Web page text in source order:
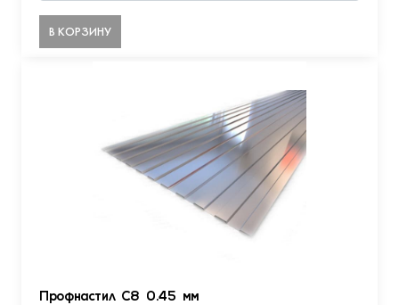
В КОРЗИНУ
Профнастил С8 0.45 мм